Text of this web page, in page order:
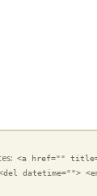
<a href=""
datetime="">